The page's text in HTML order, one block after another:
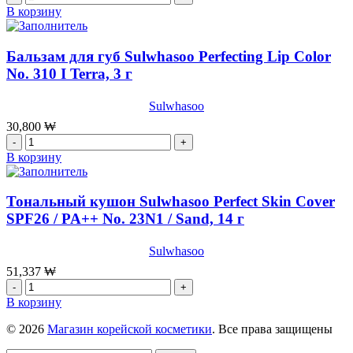
товара
Бальзам
Sulwhasoo
Perfecting
No.999(ROSE),
3
г
В корзину
Бальзам для губ Sulwhasoo Perfecting Lip Color
No. 310 I Terra, 3 г
Sulwhasoo
30,800 ₩
Количество
товара
Бальзам
губ
Sulwhasoo
Perfecting
No.
310
I
Terra,
3
В корзину
Тональный кушон Sulwhasoo Perfect Skin Cover
SPF26 / PA++ No. 23N1 / Sand, 14 г
Sulwhasoo
51,337 ₩
Количество
товара
Тональный
кушон
В корзину
© 2026 Магазин корейской косметики. Все права защищены